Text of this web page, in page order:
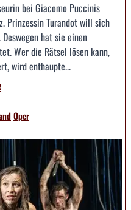
bei Giacomo Puccinis
Prinzessin Turandot will sich
hat sie einen
Wer die Rätsel lösen kann,
wird enthaupte...
Oper